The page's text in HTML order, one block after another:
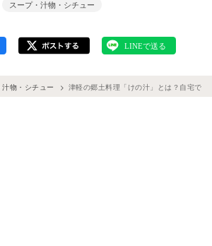
スープ・汁物・シチュー
汁物・シチュー 津軽の郷土料理「けの汁」とは？自宅で